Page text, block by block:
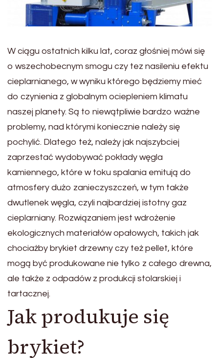
W ciągu ostatnich kilku lat, coraz głośniej mówi się
o wszechobecnym smogu czy tez nasileniu efektu
cieplarnianego, w wyniku którego będziemy mieć
do czynienia z globalnym ociepleniem klimatu
naszej planety. Są to niewątpliwie bardzo ważne
problemy, nad którymi koniecznie należy się
pochylić. Dlatego też, należy jak najszybciej
zaprzestać wydobywać pokłady węgla
kamiennego, które w toku spalania emitują do
atmosfery dużo zanieczyszczeń, w tym także
dwutlenek węgla, czyli najbardziej istotny gaz
cieplarniany. Rozwiązaniem jest wdrożenie
ekologicznych materiałów opałowych, takich jak
chociażby brykiet drzewny czy też pellet, które
mogą być produkowane nie tylko z całego drewna,
ale także z odpadów z produkcji stolarskiej i
tartacznej.
Jak produkuje się
brykiet?